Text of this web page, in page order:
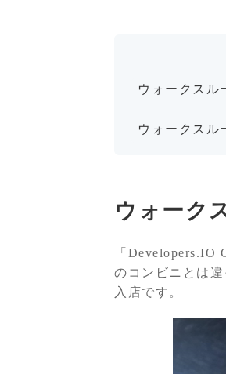
ウォークスル
ウォークスル
ウォーク
「Developers.IO
のコンビニとは
入店です。